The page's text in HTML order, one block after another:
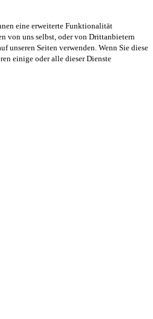
eine erweiterte Funktionalität
von uns selbst, oder von Drittanbietern
unseren Seiten verwenden. Wenn Sie diese
einige oder alle dieser Dienste